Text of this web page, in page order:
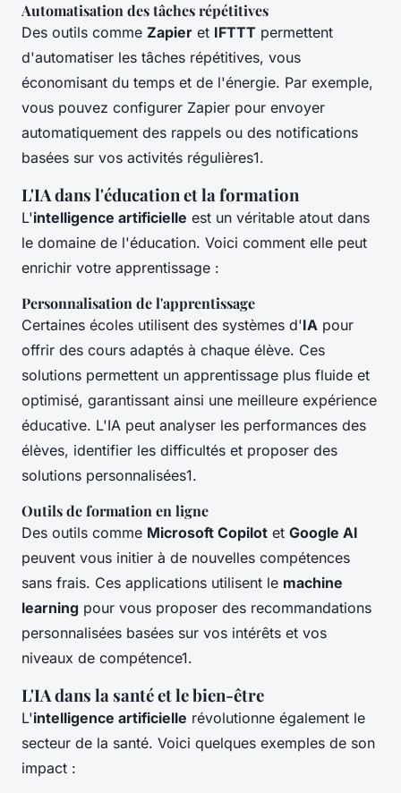
Automatisation des tâches répétitives
Des outils comme Zapier et IFTTT permettent
d'automatiser les tâches répétitives, vous
économisant du temps et de l'énergie. Par exemple,
vous pouvez configurer Zapier pour envoyer
automatiquement des rappels ou des notifications
basées sur vos activités régulières1.
L'IA dans l'éducation et la formation
L'intelligence artificielle est un véritable atout dans
le domaine de l'éducation. Voici comment elle peut
enrichir votre apprentissage :
Personnalisation de l'apprentissage
Certaines écoles utilisent des systèmes d'IA pour
offrir des cours adaptés à chaque élève. Ces
solutions permettent un apprentissage plus fluide et
optimisé, garantissant ainsi une meilleure expérience
éducative. L'IA peut analyser les performances des
élèves, identifier les difficultés et proposer des
solutions personnalisées1.
Outils de formation en ligne
Des outils comme Microsoft Copilot et Google AI
peuvent vous initier à de nouvelles compétences
sans frais. Ces applications utilisent le machine
learning pour vous proposer des recommandations
personnalisées basées sur vos intérêts et vos
niveaux de compétence1.
L'IA dans la santé et le bien-être
L'intelligence artificielle révolutionne également le
secteur de la santé. Voici quelques exemples de son
impact :